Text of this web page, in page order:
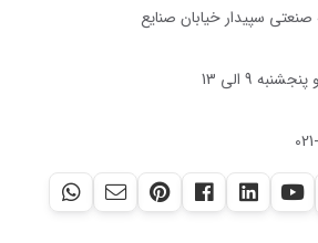
صنعتی سپیدار خیابان صنایع